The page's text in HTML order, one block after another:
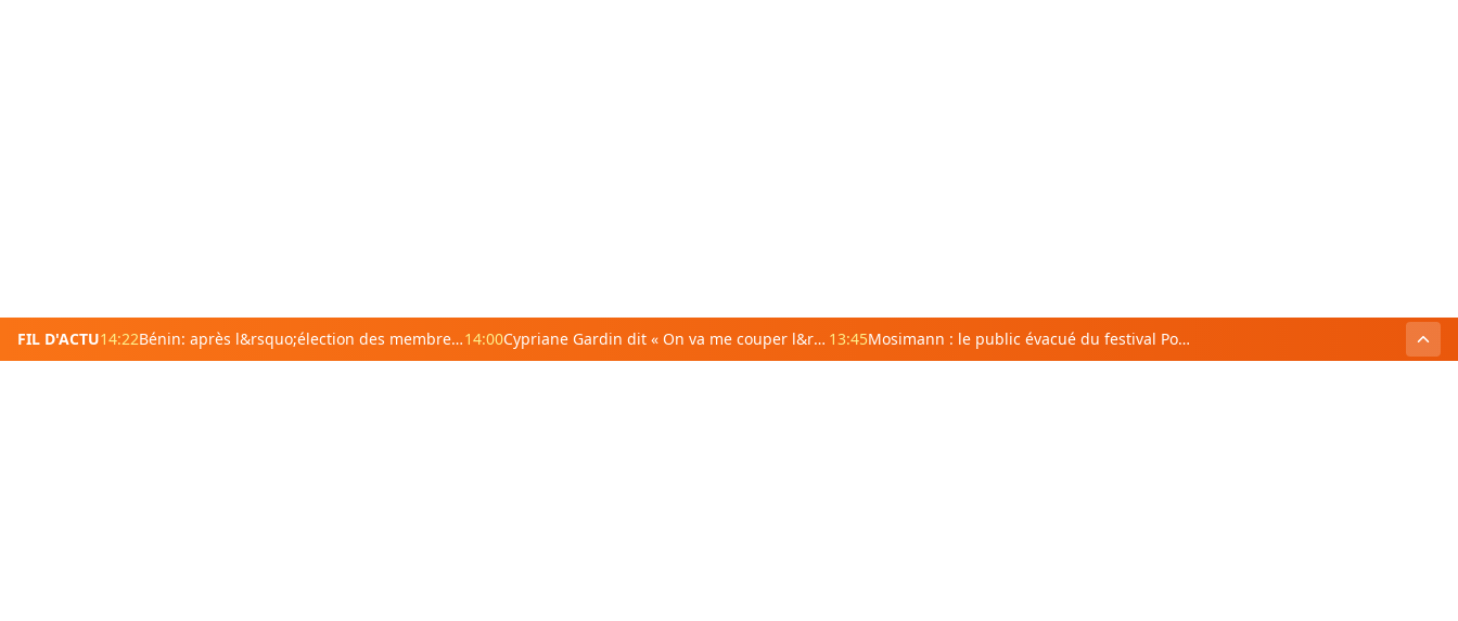
FIL D'ACTU14:22 Bénin: après l&rsquo;élection des membres du bureau, les sénateurs se retrouvent en septembre prochain14:00 Cypriane Gardin dit « On va me couper l&rsquo;électricité » face à des difficultés financières 13:45 Mosimann : le public évacué du festival Porto Latino à Bastia après l&rsquo;affaissement d&rsquo;une dalle sous la scène